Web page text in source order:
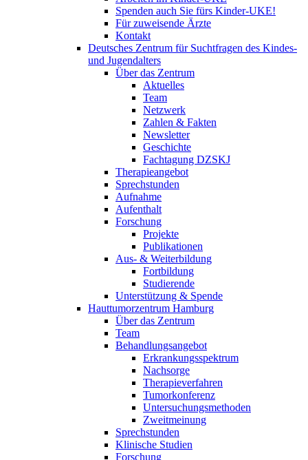
Spenden auch Sie fürs Kinder-UKE!
Für zuweisende Ärzte
Kontakt
Deutsches Zentrum für Suchtfragen des Kindes-
und Jugendalters
Über das Zentrum
Aktuelles
Team
Netzwerk
Zahlen & Fakten
Newsletter
Geschichte
Fachtagung DZSKJ
Therapieangebot
Sprechstunden
Aufnahme
Aufenthalt
Forschung
Projekte
Publikationen
Aus- & Weiterbildung
Fortbildung
Studierende
Unterstützung & Spende
Hauttumorzentrum Hamburg
Über das Zentrum
Team
Behandlungsangebot
Erkrankungsspektrum
Nachsorge
Therapieverfahren
Tumorkonferenz
Untersuchungsmethoden
Zweitmeinung
Sprechstunden
Klinische Studien
Forschung